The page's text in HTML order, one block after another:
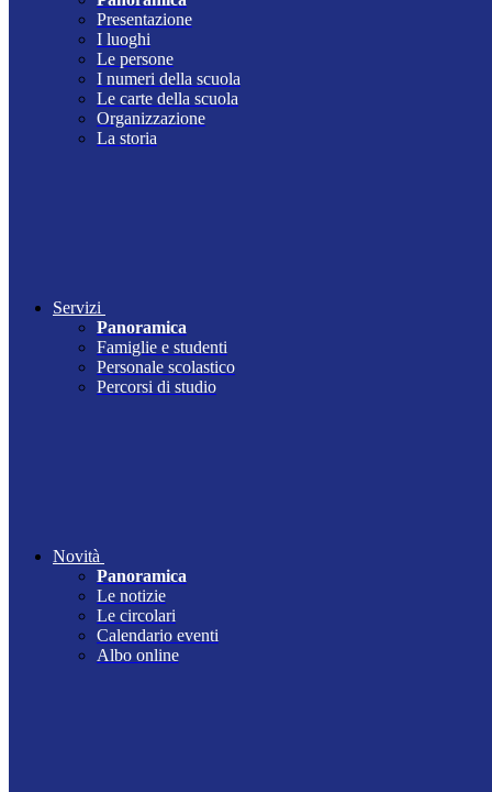
Presentazione
I luoghi
Le persone
I numeri della scuola
Le carte della scuola
Organizzazione
La storia
Servizi
Panoramica
Famiglie e studenti
Personale scolastico
Percorsi di studio
Novità
Panoramica
Le notizie
Le circolari
Calendario eventi
Albo online